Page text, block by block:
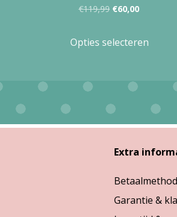
€119,99 Oorspronkelijke
was:
€60,00Huidige
is:
Opties selecteren
Deze
optie
Extra
Garantie &